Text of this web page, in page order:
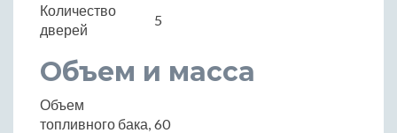
Количество
дверей
5
Объем и масса
Объем
топливного бака, 60